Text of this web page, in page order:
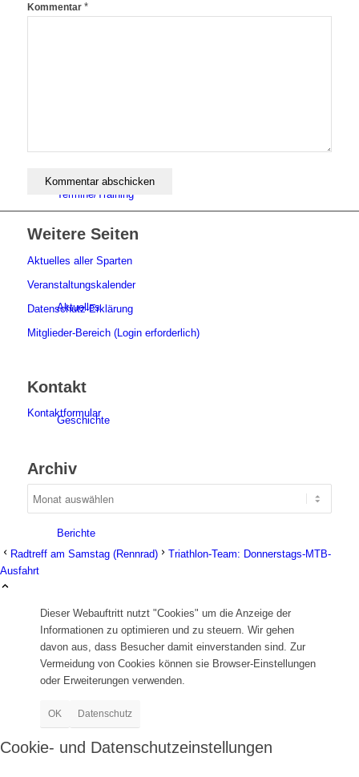
Termine/Training
Aktuelles
Geschichte
Berichte
Bilder BSA
Kommentar *
Weitere Seiten
Aktuelles aller Sparten
Veranstaltungskalender
Datenschutz-Erklärung
Mitglieder-Bereich (Login erforderlich)
Kontakt
Kontaktformular
Archiv
Radtreff am Samstag (Rennrad)
Triathlon-Team: Donnerstags-MTB-
Ausfahrt
Dieser Webauftritt nutzt "Cookies" um die Anzeige der
Informationen zu optimieren und zu steuern. Wir gehen
davon aus, dass Besucher damit einverstanden sind. Zur
Vermeidung von Cookies können sie Browser-Einstellungen
oder Erweiterungen verwenden.
OK Datenschutz
Cookie- und Datenschutzeinstellungen